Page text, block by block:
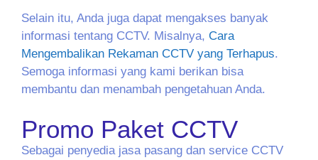
Selain itu, Anda juga dapat mengakses banyak
informasi tentang CCTV. Misalnya, Cara
Mengembalikan Rekaman CCTV yang Terhapus.
Semoga informasi yang kami berikan bisa
membantu dan menambah pengetahuan Anda.
Promo Paket CCTV
Sebagai penyedia jasa pasang dan service CCTV